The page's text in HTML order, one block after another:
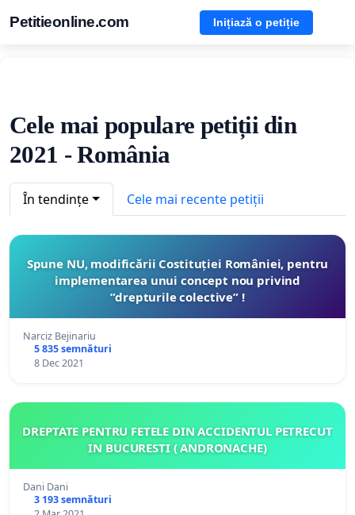
Petitieonline.com Inițiază o petiție
Cele mai populare petiții din
2021 - România
În tendințe Cele mai recente petiții
Spune NU, modificării Costituției României, pentru
implementarea unui concept nou privind
”drepturile colective” !
Narciz Bejinariu
5 835 semnături
8 Dec 2021
DREPTATE PENTRU FETELE DIN ACCIDENTUL PETRECUT
IN BUCURESTI ( ANDRONACHE)
Dani Dani
3 193 semnături